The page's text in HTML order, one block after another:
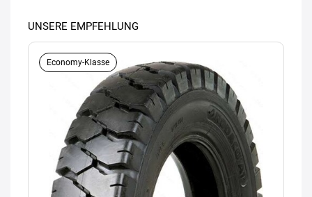
UNSERE EMPFEHLUNG
Economy-Klasse